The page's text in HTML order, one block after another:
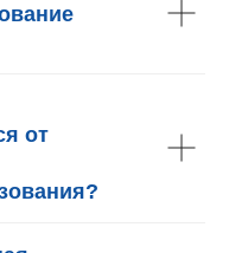
от